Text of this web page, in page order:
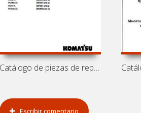
Catálogo de piezas de repuesto de
Escribir comentario